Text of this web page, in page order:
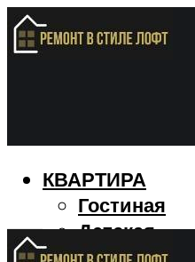
КВАРТИРА
Гостиная
Детская
Кухня